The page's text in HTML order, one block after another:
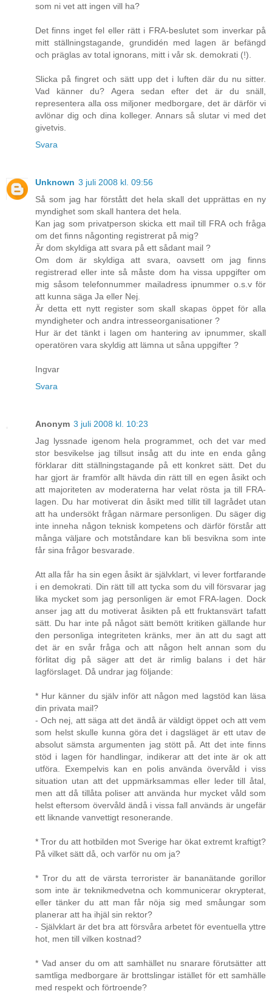
som ni vet att ingen vill ha?
Det finns inget fel eller rätt i FRA-beslutet som inverkar på
mitt ställningstagande, grundidén med lagen är befängd
och präglas av total ignorans, mitt i vår sk. demokrati (!).
Slicka på fingret och sätt upp det i luften där du nu sitter.
Vad känner du? Agera sedan efter det är du snäll,
representera alla oss miljoner medborgare, det är därför vi
avlönar dig och dina kolleger. Annars så slutar vi med det
givetvis.
Svara
Unknown 3 juli 2008 kl. 09:56
Så som jag har förstått det hela skall det upprättas en ny
myndighet som skall hantera det hela.
Kan jag som privatperson skicka ett mail till FRA och fråga
om det finns någonting registrerat på mig?
Är dom skyldiga att svara på ett sådant mail ?
Om dom är skyldiga att svara, oavsett om jag finns
registrerad eller inte så måste dom ha vissa uppgifter om
mig såsom telefonnummer mailadress ipnummer o.s.v för
att kunna säga Ja eller Nej.
Är detta ett nytt register som skall skapas öppet för alla
myndigheter och andra intresseorganisationer ?
Hur är det tänkt i lagen om hantering av ipnummer, skall
operatören vara skyldig att lämna ut såna uppgifter ?
Ingvar
Svara
Anonym 3 juli 2008 kl. 10:23
Jag lyssnade igenom hela programmet, och det var med
stor besvikelse jag tillsut insåg att du inte en enda gång
förklarar ditt ställningstagande på ett konkret sätt. Det du
har gjort är framför allt hävda din rätt till en egen åsikt och
att majoriteten av moderaterna har velat rösta ja till FRA-
lagen. Du har motiverat din åsikt med tillit till lagrådet utan
att ha undersökt frågan närmare personligen. Du säger dig
inte inneha någon teknisk kompetens och därför förstår att
många väljare och motståndare kan bli besvikna som inte
får sina frågor besvarade.
Att alla får ha sin egen åsikt är självklart, vi lever fortfarande
i en demokrati. Din rätt till att tycka som du vill försvarar jag
lika mycket som jag personligen är emot FRA-lagen. Dock
anser jag att du motiverat åsikten på ett fruktansvärt tafatt
sätt. Du har inte på något sätt bemött kritiken gällande hur
den personliga integriteten kränks, mer än att du sagt att
det är en svår fråga och att någon helt annan som du
förlitat dig på säger att det är rimlig balans i det här
lagförslaget. Då undrar jag följande:
* Hur känner du själv inför att någon med lagstöd kan läsa
din privata mail?
- Och nej, att säga att det ändå är väldigt öppet och att vem
som helst skulle kunna göra det i dagsläget är ett utav de
absolut sämsta argumenten jag stött på. Att det inte finns
stöd i lagen för handlingar, indikerar att det inte är ok att
utföra. Exempelvis kan en polis använda övervåld i viss
situation utan att det uppmärksammas eller leder till åtal,
men att då tillåta poliser att använda hur mycket våld som
helst eftersom övervåld ändå i vissa fall används är ungefär
ett liknande vanvettigt resonerande.
* Tror du att hotbilden mot Sverige har ökat extremt kraftigt?
På vilket sätt då, och varför nu om ja?
* Tror du att de värsta terrorister är bananätande gorillor
som inte är teknikmedvetna och kommunicerar okrypterat,
eller tänker du att man får nöja sig med småungar som
planerar att ha ihjäl sin rektor?
- Självklart är det bra att försvåra arbetet för eventuella yttre
hot, men till vilken kostnad?
* Vad anser du om att samhället nu snarare förutsätter att
samtliga medborgare är brottslingar istället för ett samhälle
med respekt och förtroende?